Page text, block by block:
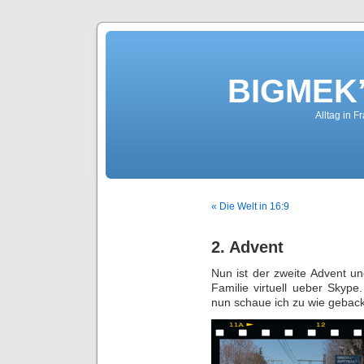
Alltag in
« Die Welt in 16:9
2. Advent
Nun ist der zweite Advent
Familie virtuell ueber
nun schaue ich zu wie